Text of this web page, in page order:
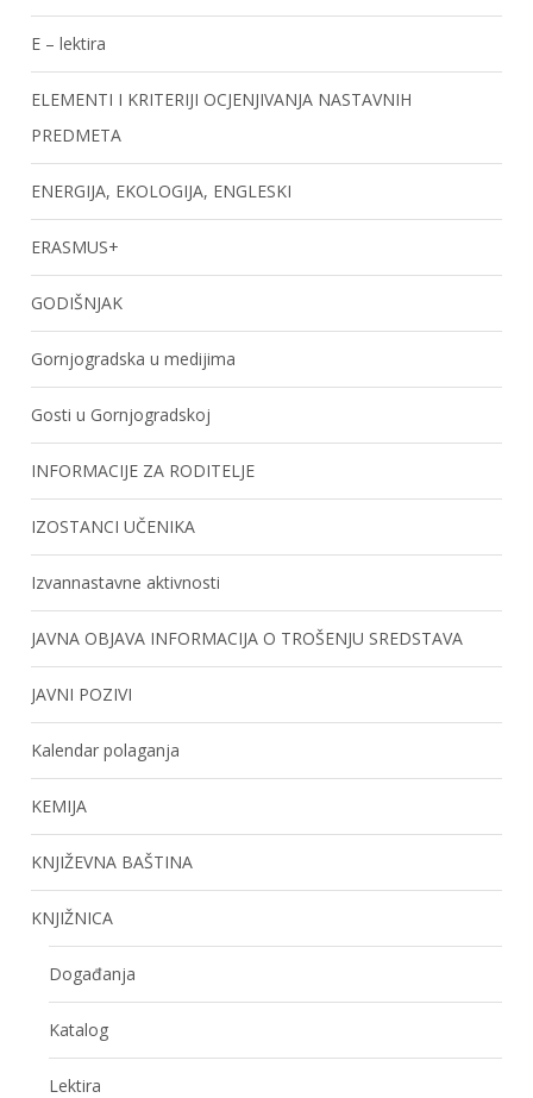
E – lektira
ELEMENTI I KRITERIJI OCJENJIVANJA NASTAVNIH
PREDMETA
ENERGIJA, EKOLOGIJA, ENGLESKI
ERASMUS+
GODIŠNJAK
Gornjogradska u medijima
Gosti u Gornjogradskoj
INFORMACIJE ZA RODITELJE
IZOSTANCI UČENIKA
Izvannastavne aktivnosti
JAVNA OBJAVA INFORMACIJA O TROŠENJU SREDSTAVA
JAVNI POZIVI
Kalendar polaganja
KEMIJA
KNJIŽEVNA BAŠTINA
KNJIŽNICA
Događanja
Katalog
Lektira